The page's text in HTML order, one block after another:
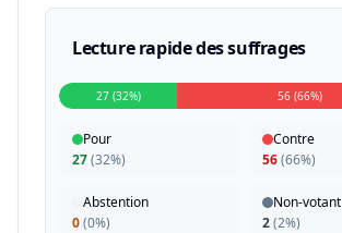
Lecture rapide des suffrages
27 (32%) 56 (66%)
Pour
27(32%)
Contre
56(66%)
Abstention
0(0%)
Non-votant
2(2%)